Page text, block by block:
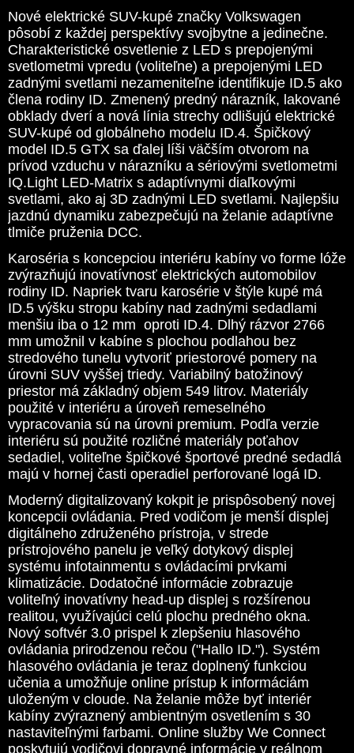
Nové elektrické SUV-kupé značky Volkswagen
pôsobí z každej perspektívy svojbytne a jedinečne.
Charakteristické osvetlenie z LED s prepojenými
svetlometmi vpredu (voliteľne) a prepojenými LED
zadnými svetlami nezameniteľne identifikuje ID.5 ako
člena rodiny ID. Zmenený predný nárazník, lakované
obklady dverí a nová línia strechy odlišujú elektrické
SUV-kupé od globálneho modelu ID.4. Špičkový
model ID.5 GTX sa ďalej líši väčším otvorom na
prívod vzduchu v nárazníku a sériovými svetlometmi
IQ.Light LED-Matrix s adaptívnymi diaľkovými
svetlami, ako aj 3D zadnými LED svetlami. Najlepšiu
jazdnú dynamiku zabezpečujú na želanie adaptívne
tlmiče pruženia DCC.
Karoséria s koncepciou interiéru kabíny vo forme lóže
zvýrazňujú inovatívnosť elektrických automobilov
rodiny ID. Napriek tvaru karosérie v štýle kupé má
ID.5 výšku stropu kabíny nad zadnými sedadlami
menšiu iba o 12 mm oproti ID.4. Dlhý rázvor 2766
mm umožnil v kabíne s plochou podlahou bez
stredového tunelu vytvoriť priestorové pomery na
úrovni SUV vyššej triedy. Variabilný batožinový
priestor má základný objem 549 litrov. Materiály
použité v interiéru a úroveň remeselného
vypracovania sú na úrovni premium. Podľa verzie
interiéru sú použité rozličné materiály poťahov
sedadiel, voliteľne špičkové športové predné sedadlá
majú v hornej časti operadiel perforované logá ID.
Moderný digitalizovaný kokpit je prispôsobený novej
koncepcii ovládania. Pred vodičom je menší displej
digitálneho združeného prístroja, v strede
prístrojového panelu je veľký dotykový displej
systému infotainmentu s ovládacími prvkami
klimatizácie. Dodatočné informácie zobrazuje
voliteľný inovatívny head-up displej s rozšírenou
realitou, využívajúci celú plochu predného okna.
Nový softvér 3.0 prispel k zlepšeniu hlasového
ovládania prirodzenou rečou ("Hallo ID."). Systém
hlasového ovládania je teraz doplnený funkciou
učenia a umožňuje online prístup k informáciám
uloženým v cloude. Na želanie môže byť interiér
kabíny zvýraznený ambientným osvetlením s 30
nastaviteľnými farbami. Online služby We Connect
poskytujú vodičovi dopravné informácie v reálnom